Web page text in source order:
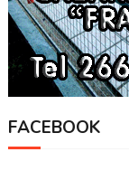
FACEBOOK